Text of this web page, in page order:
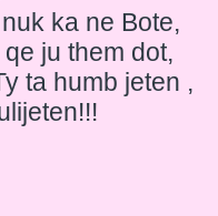
ka ne Bote,
ju them dot,
ta humb jeten ,